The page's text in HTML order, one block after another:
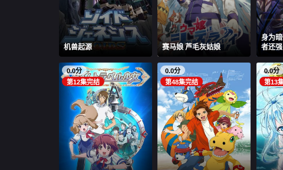
机兽起源 赛马娘 芦毛灰姑娘
身为
者还强
0.0分
第12集完结
0.0分
第48集完结
0.0分
第13